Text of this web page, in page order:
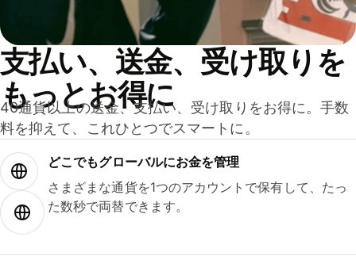
支払い、送金、受け取りを
もっとお得に
40通貨以上の送金、支払い、受け取りをお得に。手数
料を抑えて、これひとつでスマートに。
どこでもグ⁠ロ⁠ー⁠バ⁠ルにお金を管理
さまざまな通貨を1つのアカウントで保有して、たっ
た数秒で両替できます。